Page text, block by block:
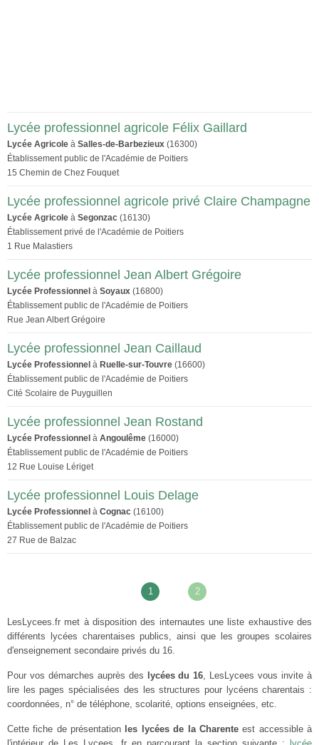
Lycée professionnel agricole Félix Gaillard
Lycée Agricole à Salles-de-Barbezieux (16300)
Établissement public de l'Académie de Poitiers
15 Chemin de Chez Fouquet
Lycée professionnel agricole privé Claire Champagne
Lycée Agricole à Segonzac (16130)
Établissement privé de l'Académie de Poitiers
1 Rue Malastiers
Lycée professionnel Jean Albert Grégoire
Lycée Professionnel à Soyaux (16800)
Établissement public de l'Académie de Poitiers
Rue Jean Albert Grégoire
Lycée professionnel Jean Caillaud
Lycée Professionnel à Ruelle-sur-Touvre (16600)
Établissement public de l'Académie de Poitiers
Cité Scolaire de Puyguillen
Lycée professionnel Jean Rostand
Lycée Professionnel à Angoulême (16000)
Établissement public de l'Académie de Poitiers
12 Rue Louise Lériget
Lycée professionnel Louis Delage
Lycée Professionnel à Cognac (16100)
Établissement public de l'Académie de Poitiers
27 Rue de Balzac
1 2
LesLycees.fr met à disposition des internautes une liste exhaustive des
différents lycées charentaises publics, ainsi que les groupes scolaires
d'enseignement secondaire privés du 16.
Pour vos démarches auprès des lycées du 16, LesLycees vous invite à
lire les pages spécialisées des les structures pour lycéens charentais :
coordonnées, n° de téléphone, scolarité, options enseignées, etc.
Cette fiche de présentation les lycées de la Charenteest accessible à